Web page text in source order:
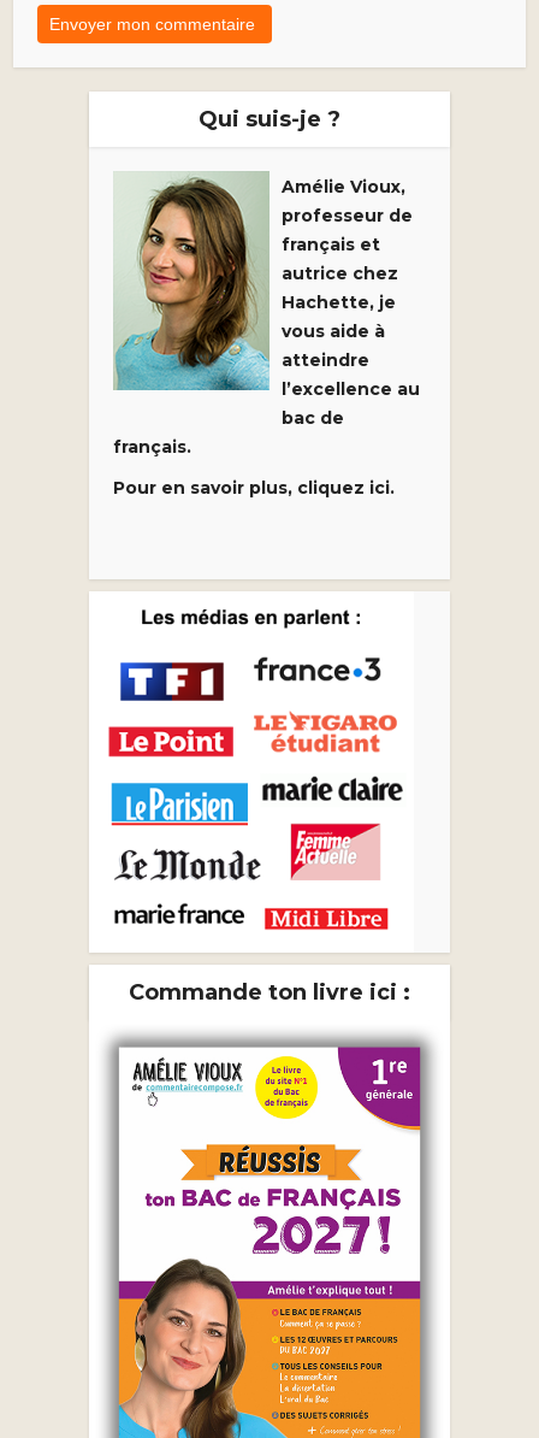
Qui suis-je ?
Amélie Vioux,
professeur de
français et
autrice chez
Hachette, je
vous aide à
atteindre
l’excellence au
bac de
français.
Pour en savoir plus, cliquez ici.
Commande ton livre ici :